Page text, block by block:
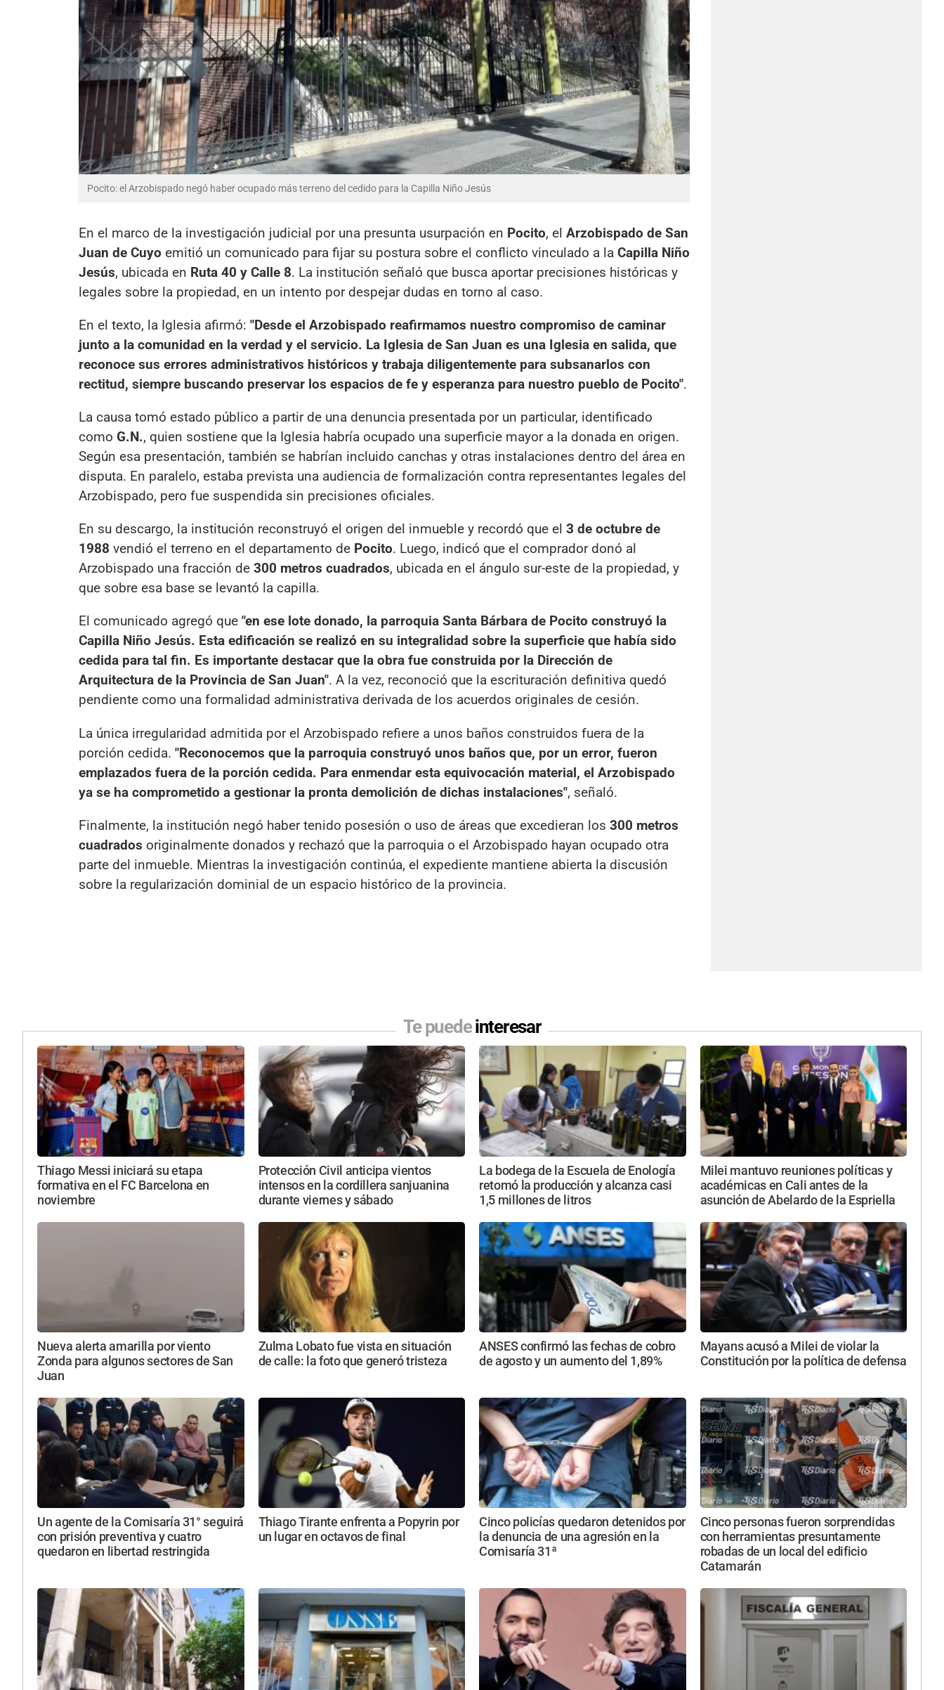
Pocito: el Arzobispado negó haber ocupado más terreno del cedido para la Capilla Niño Jesús
En el marco de la investigación judicial por una presunta usurpación en Pocito, el Arzobispado de San
Juan de Cuyo emitió un comunicado para fijar su postura sobre el conflicto vinculado a la Capilla Niño
Jesús, ubicada en Ruta 40 y Calle 8. La institución señaló que busca aportar precisiones históricas y
legales sobre la propiedad, en un intento por despejar dudas en torno al caso.
En el texto, la Iglesia afirmó: "Desde el Arzobispado reafirmamos nuestro compromiso de caminar
junto a la comunidad en la verdad y el servicio. La Iglesia de San Juan es una Iglesia en salida, que
reconoce sus errores administrativos históricos y trabaja diligentemente para subsanarlos con
rectitud, siempre buscando preservar los espacios de fe y esperanza para nuestro pueblo de Pocito".
La causa tomó estado público a partir de una denuncia presentada por un particular, identificado
como G.N., quien sostiene que la Iglesia habría ocupado una superficie mayor a la donada en origen.
Según esa presentación, también se habrían incluido canchas y otras instalaciones dentro del área en
disputa. En paralelo, estaba prevista una audiencia de formalización contra representantes legales del
Arzobispado, pero fue suspendida sin precisiones oficiales.
En su descargo, la institución reconstruyó el origen del inmueble y recordó que el 3 de octubre de
1988 vendió el terreno en el departamento de Pocito. Luego, indicó que el comprador donó al
Arzobispado una fracción de 300 metros cuadrados, ubicada en el ángulo sur-este de la propiedad, y
que sobre esa base se levantó la capilla.
El comunicado agregó que "en ese lote donado, la parroquia Santa Bárbara de Pocito construyó la
Capilla Niño Jesús. Esta edificación se realizó en su integralidad sobre la superficie que había sido
cedida para tal fin. Es importante destacar que la obra fue construida por la Dirección de
Arquitectura de la Provincia de San Juan". A la vez, reconoció que la escrituración definitiva quedó
pendiente como una formalidad administrativa derivada de los acuerdos originales de cesión.
La única irregularidad admitida por el Arzobispado refiere a unos baños construidos fuera de la
porción cedida. "Reconocemos que la parroquia construyó unos baños que, por un error, fueron
emplazados fuera de la porción cedida. Para enmendar esta equivocación material, el Arzobispado
ya se ha comprometido a gestionar la pronta demolición de dichas instalaciones", señaló.
Finalmente, la institución negó haber tenido posesión o uso de áreas que excedieran los 300 metros
cuadrados originalmente donados y rechazó que la parroquia o el Arzobispado hayan ocupado otra
parte del inmueble. Mientras la investigación continúa, el expediente mantiene abierta la discusión
sobre la regularización dominial de un espacio histórico de la provincia.
Te puedeinteresar
Thiago Messi iniciará su etapa
formativa en el FC Barcelona en
noviembre
Protección Civil anticipa vientos
intensos en la cordillera sanjuanina
durante viernes y sábado
La bodega de la Escuela de Enología
retomó la producción y alcanza casi
1,5 millones de litros
Milei mantuvo reuniones políticas y
académicas en Cali antes de la
asunción de Abelardo de la Espriella
Nueva alerta amarilla por viento
Zonda para algunos sectores de San
Juan
Zulma Lobato fue vista en situación
de calle: la foto que generó tristeza
ANSES confirmó las fechas de cobro
de agosto y un aumento del 1,89%
Mayans acusó a Milei de violar la
Constitución por la política de defensa
Un agente de la Comisaría 31° seguirá
con prisión preventiva y cuatro
quedaron en libertad restringida
Thiago Tirante enfrenta a Popyrin por
un lugar en octavos de final
Cinco policías quedaron detenidos por
la denuncia de una agresión en la
Comisaría 31ª
Cinco personas fueron sorprendidas
con herramientas presuntamente
robadas de un local del edificio
Catamarán